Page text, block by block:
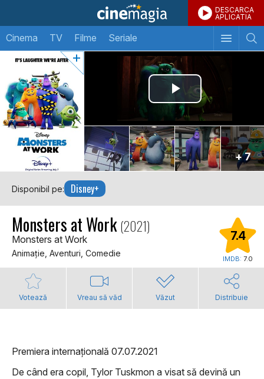
DESCARCA
APLICATIA
Cinema TV Filme Seriale
+ 7
Disponibil pe: Disney+
Monsters at Work(2021)
Monsters at Work
Animaţie, Aventuri, Comedie
7.4
IMDB: 7.0
Votează Vreau să văd Văzut Distribuie
Premiera internațională 07.07.2021
De când era copil, Tylor Tuskmon a visat să devină un